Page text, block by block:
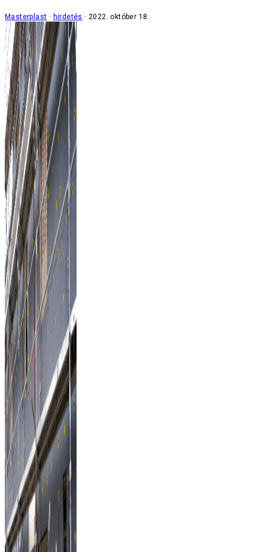
Masterplast hirdetés 2022. október 18.